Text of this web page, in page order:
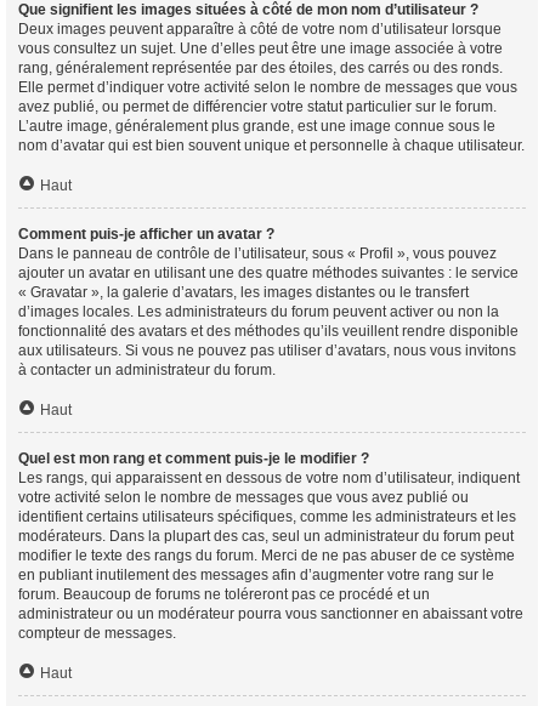
Que signifient les images situées à côté de mon nom d’utilisateur ?
Deux images peuvent apparaître à côté de votre nom d’utilisateur lorsque
vous consultez un sujet. Une d’elles peut être une image associée à votre
rang, généralement représentée par des étoiles, des carrés ou des ronds.
Elle permet d’indiquer votre activité selon le nombre de messages que vous
avez publié, ou permet de différencier votre statut particulier sur le forum.
L’autre image, généralement plus grande, est une image connue sous le
nom d’avatar qui est bien souvent unique et personnelle à chaque utilisateur.
Haut
Comment puis-je afficher un avatar ?
Dans le panneau de contrôle de l’utilisateur, sous « Profil », vous pouvez
ajouter un avatar en utilisant une des quatre méthodes suivantes : le service
« Gravatar », la galerie d’avatars, les images distantes ou le transfert
d’images locales. Les administrateurs du forum peuvent activer ou non la
fonctionnalité des avatars et des méthodes qu’ils veuillent rendre disponible
aux utilisateurs. Si vous ne pouvez pas utiliser d’avatars, nous vous invitons
à contacter un administrateur du forum.
Haut
Quel est mon rang et comment puis-je le modifier ?
Les rangs, qui apparaissent en dessous de votre nom d’utilisateur, indiquent
votre activité selon le nombre de messages que vous avez publié ou
identifient certains utilisateurs spécifiques, comme les administrateurs et les
modérateurs. Dans la plupart des cas, seul un administrateur du forum peut
modifier le texte des rangs du forum. Merci de ne pas abuser de ce système
en publiant inutilement des messages afin d’augmenter votre rang sur le
forum. Beaucoup de forums ne toléreront pas ce procédé et un
administrateur ou un modérateur pourra vous sanctionner en abaissant votre
compteur de messages.
Haut